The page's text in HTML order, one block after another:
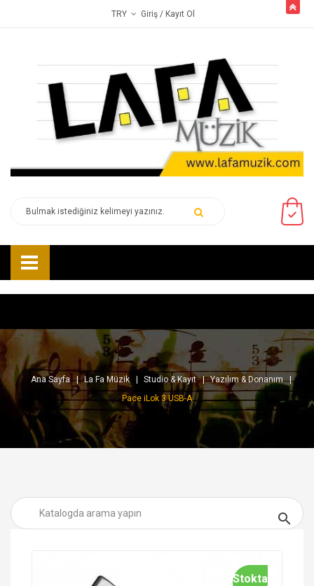
TRY Giriş / Kayıt Ol
Ana Sayfa La Fa Müzik Studio & Kayıt
Yazılım & Donanım
Pace iLok 3 USB-A

Stokta